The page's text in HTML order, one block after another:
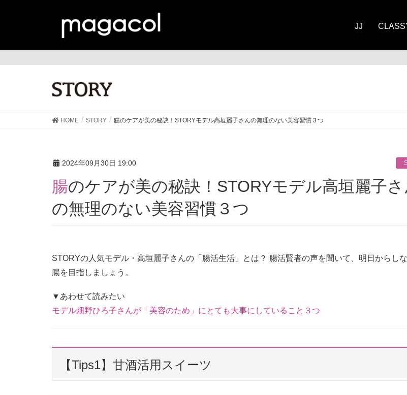
JJ
HOME STORY 腸のケアが美の秘訣！STORYモデル高垣麗子さんの無理のない美容習慣３つ
2024年09月30日 19:00
腸のケアが美の秘訣！STORYモデル高垣麗子さん
の無理のない美容習慣３つ
STORYの人気モデル・高垣麗子さんの「腸活生活」とは？ 腸活賢者の声を聞いて、明日からし
腸を目指しましょう。
▼あわせて読みたい
モデル畑野ひろ子さんが「美容のため」にとても大事にしていること３つ
【Tips1】甘酒活用スイーツ